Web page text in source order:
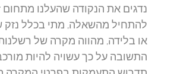
נדגים את הנקודה שהעלנו מתחום
להתחיל מהשאלה, מתי בכלל נזק
או בלידה, מהווה מקרה של רשלנות
התשובה על כך עשויה להיות